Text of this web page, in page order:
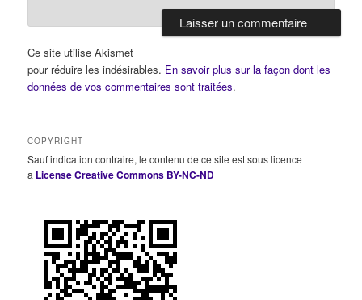
Ce site utilise Akismet
pour réduire les indésirables. En savoir plus sur la façon dont les
données de vos commentaires sont traitées.
COPYRIGHT
Sauf indication contraire, le contenu de ce site est sous licence
a License Creative Commons BY-NC-ND